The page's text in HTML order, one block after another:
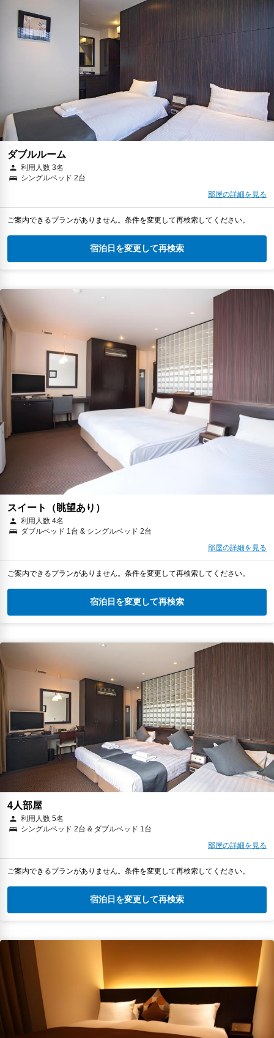
ダブルルーム
利用人数 3名
シングルベッド 2台
部屋の詳細を見る
ご案内できるプランがありません。条件を変更して再検索してください。
宿泊日を変更して再検索
スイート（眺望あり）
利用人数 4名
ダブルベッド 1台 & シングルベッド 2台
部屋の詳細を見る
ご案内できるプランがありません。条件を変更して再検索してください。
宿泊日を変更して再検索
4人部屋
利用人数 5名
シングルベッド 2台 & ダブルベッド 1台
部屋の詳細を見る
ご案内できるプランがありません。条件を変更して再検索してください。
宿泊日を変更して再検索